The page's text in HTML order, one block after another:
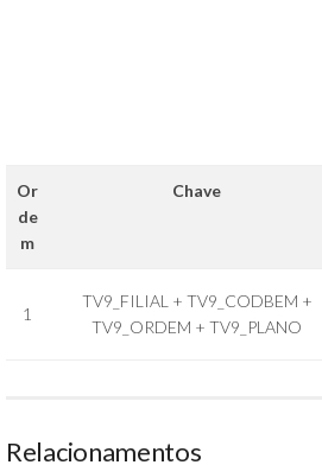
Or
de
m
Chave
1
TV9_FILIAL + TV9_CODBEM +
TV9_ORDEM + TV9_PLANO
Relacionamentos